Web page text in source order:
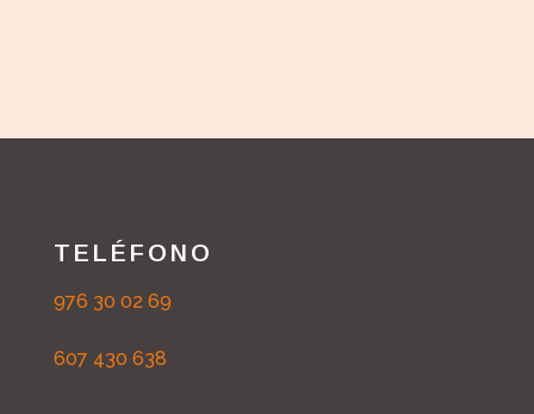
TELÉFONO
976 30 02 69
607 430 638